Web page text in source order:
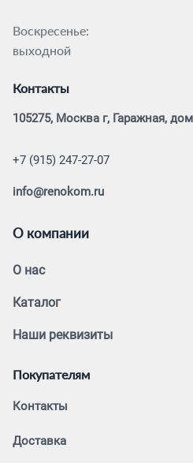
Воскресенье:
выходной
Контакты
105275, Москва г, Гаражная,
+7 (915) 247-27-07
info@renokom.ru
О компании
О нас
Каталог
Наши реквизиты
Покупателям
Контакты
Доставка